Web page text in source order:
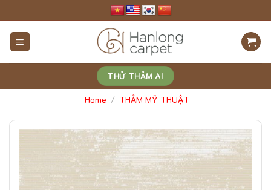
to
content
THỬ THẢM AI
Home / THẢM MỸ THUẬT